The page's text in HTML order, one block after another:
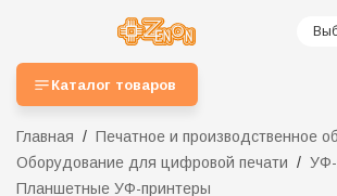
Каталог товаров
Главная
Печатное и производственное
Оборудование для цифровой печати
УФ-
Планшетные УФ-принтеры